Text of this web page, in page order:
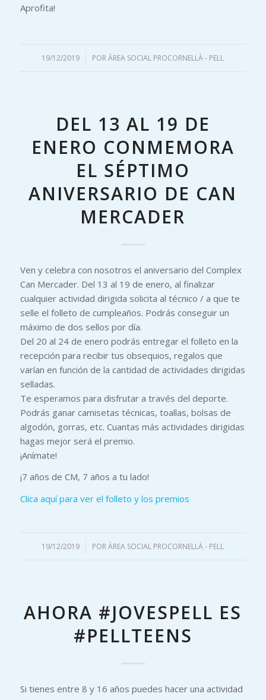
Aprofita!
19/12/2019
/ PORÀREA SOCIAL PROCORNELLÀ - PELL
DEL 13 AL 19 DE
ENERO CONMEMORA
EL SÉPTIMO
ANIVERSARIO DE CAN
MERCADER
Ven y celebra con nosotros el aniversario del Complex
Can Mercader. Del 13 al 19 de enero, al finalizar
cualquier actividad dirigida solicita al técnico / a que te
selle el folleto de cumpleaños. Podrás conseguir un
máximo de dos sellos por día.
Del 20 al 24 de enero podrás entregar el folleto en la
recepción para recibir tus obsequios, regalos que
varían en función de la cantidad de actividades dirigidas
selladas.
Te esperamos para disfrutar a través del deporte.
Podrás ganar camisetas técnicas, toallas, bolsas de
algodón, gorras, etc. Cuantas más actividades dirigidas
hagas mejor será el premio.
¡Anímate!
¡7 años de CM, 7 años a tu lado!
Clica aquí para ver el folleto y los premios
19/12/2019
/ PORÀREA SOCIAL PROCORNELLÀ - PELL
AHORA #JOVESPELL ES
#PELLTEENS
Si tienes entre 8 y 16 años puedes hacer una actividad